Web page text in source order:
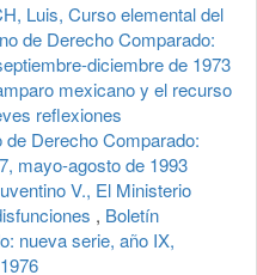
Luis, Curso elemental del
de Derecho Comparado:
diciembre de 1973
mexicano y el recurso
reflexiones
Derecho Comparado:
mayo-agosto de 1993
V., El Ministerio
, Boletín
nueva serie, año IX,